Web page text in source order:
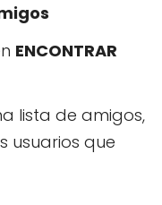
ENCONTRAR
lista de amigos,
usuarios que